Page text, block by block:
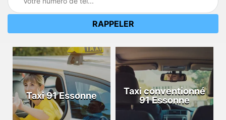
Taxi 91 Essonne
Taxi conventionné
91 Essonne